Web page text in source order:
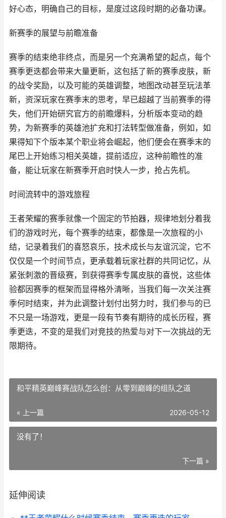
好心态，明确自己的目标，是度过这段时期的必备功课。
新赛季的展望与前瞻准备
赛季的结束绝非终点，而是另一个充满希望的起点，每个
赛季更迭都会带来大量更新，这包括了新的赛季皮肤，新
的战令奖励，以及可能的英雄调整，地图改动甚至玩法革
新，资深玩家在赛季末的思考，早已超越了当前赛季的得
失，他们开始研究官方的前瞻爆料，分析版本变动的趋
势，为新赛季的英雄池扩充和打法转型做准备，例如，如
果得知下个版本某个职业将会崛起，他们便会在赛季末的
尾巴上开始练习相关英雄，提前适应，这种前瞻性的准
备，能让玩家在新赛季开启时快人一步，抢占先机。
时间流转中的游戏旅程
王者荣耀的赛季就像一个固定的节拍器，规律地划分着我
们的游戏时光，每个赛季的结束，都像是一次旅程的小
结，记录着我们的喜怒哀乐，技术成长与友谊沉淀，它不
仅仅是一个时间节点，更承载着玩家社群的共同记忆，从
紧张刺激的晋级赛，到获得赛季专属皮肤的喜悦，这些体
验都因赛季的框架而显得格外清晰，当我们每一次关注赛
季何时结束，并为此调整计划付出努力时，我们参与的已
不只是一场游戏，更是一段有节奏有期待的成长历程，赛
季更迭，不变的是我们对竞技的热爱与对下一次挑战的无
限期待。
和平精英巅峰赛战队怎么创：从零到巅峰的组队之道
« 上一篇 2026-05-12
没有了！
下一篇 »
延伸阅读